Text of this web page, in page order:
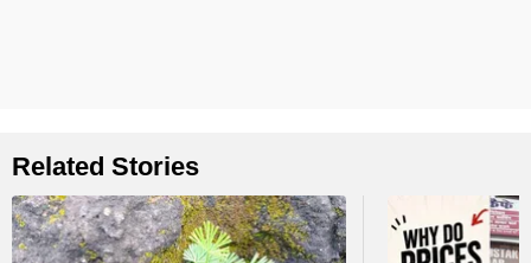
Related Stories